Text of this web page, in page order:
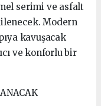
serimi ve asfalt
Modern
kavuşacak
ve konforlu bir